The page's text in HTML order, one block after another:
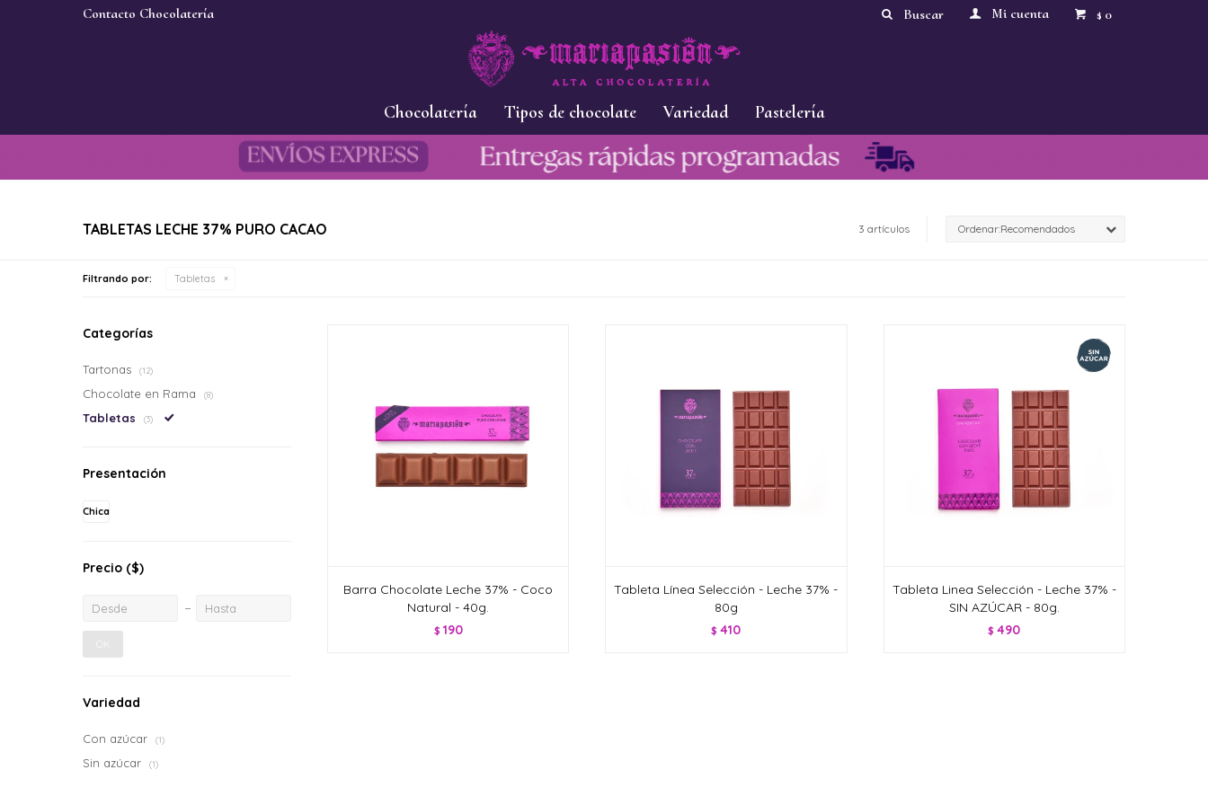
Chocolatería Tipos de chocolate Variedad Pastelería
$ 0
Contacto Chocolatería
TABLETAS LECHE 37% PURO CACAO 3 artículos Recomendados
Filtrando por: Tabletas
Barra Chocolate Leche 37% - Coco
Natural - 40g.
$ 190
Tableta Línea Selección - Leche 37% -
80g
$ 410
Tableta Linea Selección - Leche 37% -
SIN AZÚCAR - 80g.
$ 490
Categorías
Tartonas (12)
Chocolate en Rama (8)
Tabletas (3)
Presentación
Chica
Precio ($)
Variedad
Con azúcar (1)
Sin azúcar (1)